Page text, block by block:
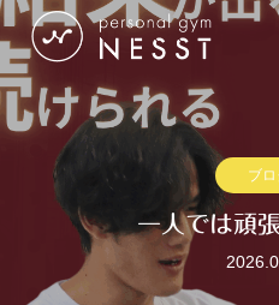
ブ
一人では頑